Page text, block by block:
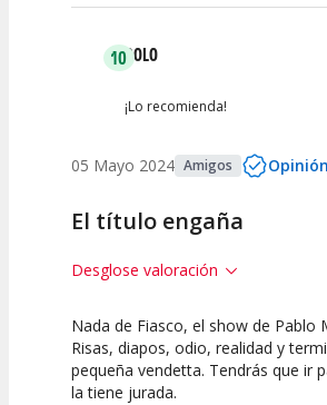
10DOLO
¡Lo recomienda!
05 Mayo 2024 Amigos
El título engaña
Desglose valoración
10
Calidad del
Espectáculo
10
Puesta en
10
Nada de Fiasco, el show de Pablo
Risas, diapos, odio, realidad y
pequeña vendetta. Tendrás que ir
la tiene jurada.